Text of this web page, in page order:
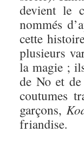
devient le
nommés
cette
plusieurs
la magie ;
de No et
coutumes
garçons,
friandise.